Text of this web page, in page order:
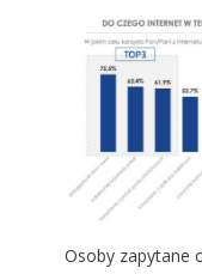
Osoby zapytane